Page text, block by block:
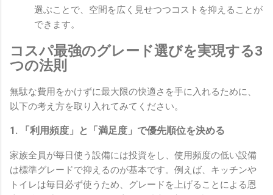
選ぶことで、空間を広く見せつつコストを抑えることが
できます。
コスパ最強のグレード選びを実現する3
つの法則
無駄な費用をかけずに最大限の快適さを手に入れるために、
以下の考え方を取り入れてみてください。
1. 「利用頻度」と「満足度」で優先順位を決める
家族全員が毎日使う設備には投資をし、使用頻度の低い設備
は標準グレードで抑えるのが基本です。例えば、キッチンや
トイレは毎日必ず使うため、グレードを上げることによる恩